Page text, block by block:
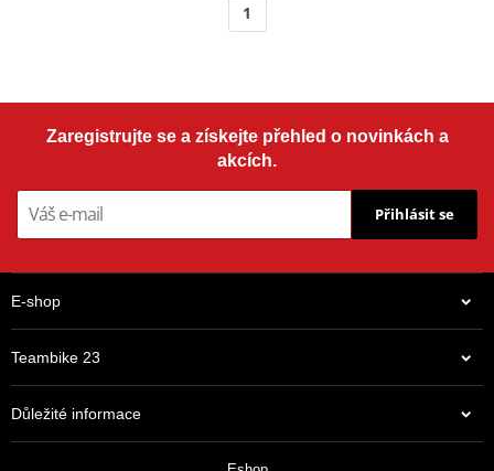
1
Zaregistrujte se a získejte přehled o novinkách a
akcích.
Přihlásit se
E-shop
Teambike 23
Důležité informace